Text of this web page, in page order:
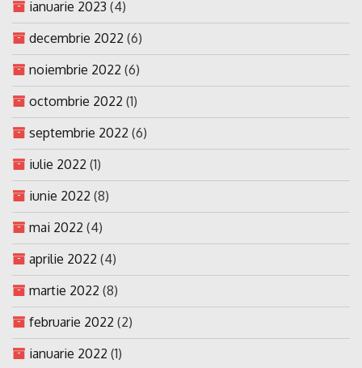
ianuarie 2023 (4)
decembrie 2022 (6)
noiembrie 2022 (6)
octombrie 2022 (1)
septembrie 2022 (6)
iulie 2022 (1)
iunie 2022 (8)
mai 2022 (4)
aprilie 2022 (4)
martie 2022 (8)
februarie 2022 (2)
ianuarie 2022 (1)